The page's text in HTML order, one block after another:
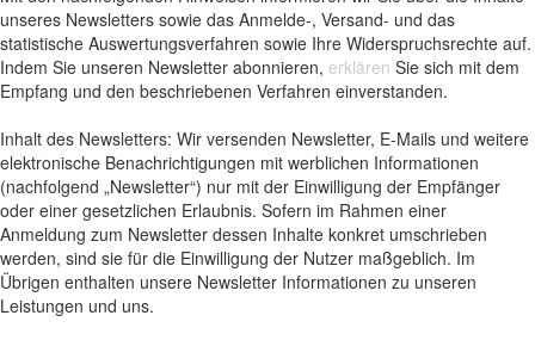
unseres Newsletters sowie das Anmelde-, Versand- und das
statistische Auswertungsverfahren sowie Ihre Widerspruchsrechte auf.
Indem Sie unseren Newsletter abonnieren, erklären Sie sich mit dem
Empfang und den beschriebenen Verfahren einverstanden.
Inhalt des Newsletters: Wir versenden Newsletter, E-Mails und weitere
elektronische Benachrichtigungen mit werblichen Informationen
(nachfolgend „Newsletter“) nur mit der Einwilligung der Empfänger
oder einer gesetzlichen Erlaubnis. Sofern im Rahmen einer
Anmeldung zum Newsletter dessen Inhalte konkret umschrieben
werden, sind sie für die Einwilligung der Nutzer maßgeblich. Im
Übrigen enthalten unsere Newsletter Informationen zu unseren
Leistungen und uns.